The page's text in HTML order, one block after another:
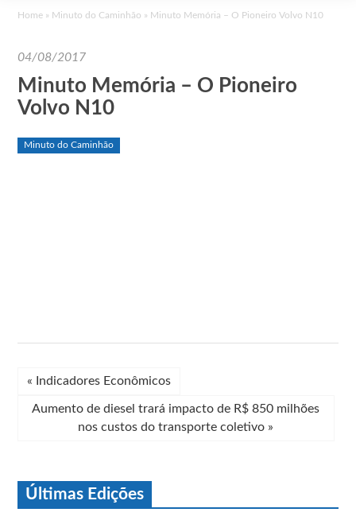
Home » Minuto do Caminhão » Minuto Memória – O Pioneiro Volvo N10
04/08/2017
Minuto Memória – O Pioneiro
Volvo N10
Minuto do Caminhão
« Indicadores Econômicos
Aumento de diesel trará impacto de R$ 850 milhões
nos custos do transporte coletivo »
Últimas Edições